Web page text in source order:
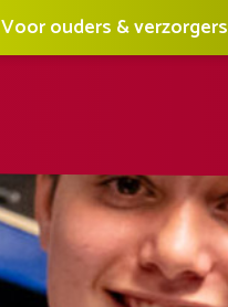
Voor ouders & verzorgers